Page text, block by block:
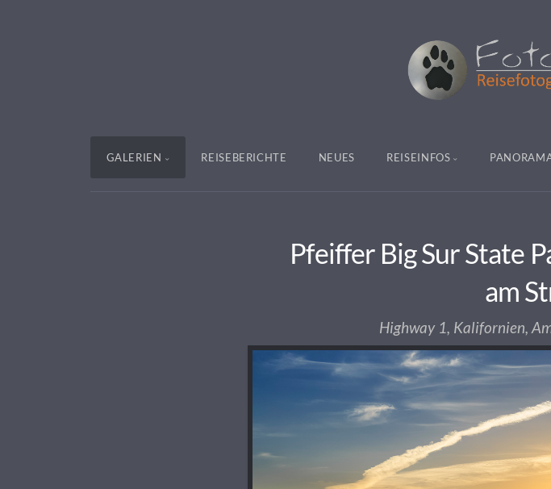
GALERIEN REISEBERICHTE NEUES REISEINFOS
Pfeiffer Big Sur State
am
Highway 1, Kalifornien,